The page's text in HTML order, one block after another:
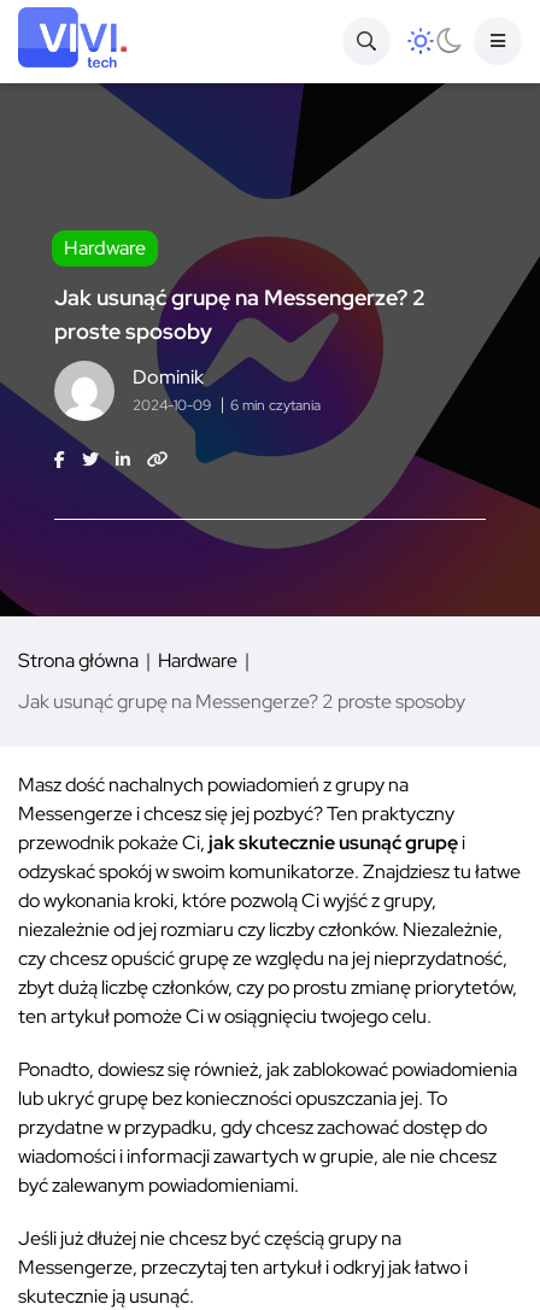
Hardware
Jak usunąć grupę na Messengerze? 2
proste sposoby
Dominik
2024-10-09 6 min czytania
Strona główna
Hardware
Jak usunąć grupę na Messengerze? 2 proste sposoby
Masz dość nachalnych powiadomień z grupy na
Messengerze i chcesz się jej pozbyć? Ten praktyczny
przewodnik pokaże Ci,jak skutecznie usunąć grupęi
odzyskać spokój w swoim komunikatorze. Znajdziesz tu łatwe
do wykonania kroki, które pozwolą Ci wyjść z grupy,
niezależnie od jej rozmiaru czy liczby członków. Niezależnie,
czy chcesz opuścić grupę ze względu na jej nieprzydatność,
zbyt dużą liczbę członków, czy po prostu zmianę priorytetów,
ten artykuł pomoże Ci w osiągnięciu twojego celu.
Ponadto, dowiesz się również, jak zablokować powiadomienia
lub ukryć grupę bez konieczności opuszczania jej. To
przydatne w przypadku, gdy chcesz zachować dostęp do
wiadomości i informacji zawartych w grupie, ale nie chcesz
być zalewanym powiadomieniami.
Jeśli już dłużej nie chcesz być częścią grupy na
Messengerze, przeczytaj ten artykuł i odkryj jak łatwo i
skutecznie ją usunąć.